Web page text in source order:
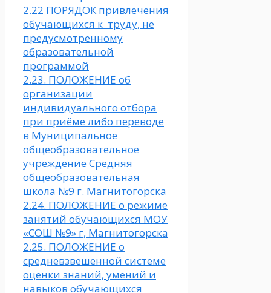
2.22 ПОРЯДОК привлечения
обучающихся к труду, не
предусмотренному
образовательной
программой
2.23. ПОЛОЖЕНИЕ об
организации
индивидуального отбора
при приёме либо переводе
в Муниципальное
общеобразовательное
учреждение Средняя
общеобразовательная
школа №9 г. Магнитогорска
2.24. ПОЛОЖЕНИЕ о режиме
занятий обучающихся МОУ
«СОШ №9» г, Магнитогорска
2.25. ПОЛОЖЕНИЕ о
средневзвешенной системе
оценки знаний, умений и
навыков обучающихся